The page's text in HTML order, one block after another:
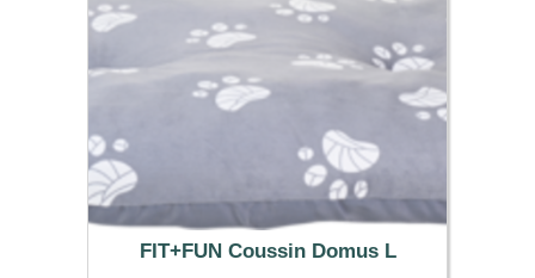
FIT+FUN Coussin Domus L